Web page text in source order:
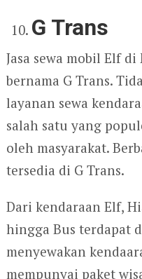
G Trans
Jasa sewa mobil Elf
bernama G Trans.
layanan sewa
salah satu yang
oleh masyarakat.
tersedia di G Trans.
Dari kendaraan Elf,
hingga Bus terdapat
menyewakan
mempunyai paket